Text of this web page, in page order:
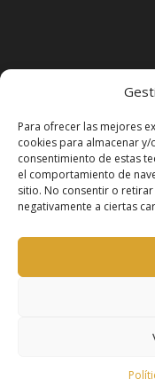
Para ofrecer las mejores
cookies para almacenar
consentimiento de estas
el comportamiento de
sitio. No consentir o
negativamente a ciertas
© 2026 Manzanares El
Cookies
Declaración